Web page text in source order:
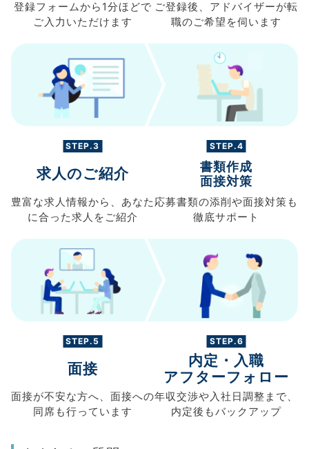
登録フォームから 1分ほどで
ご入力 いただけます
ご登録後、 アドバイザーが転
職のご希望を伺います
STEP.3
求人のご紹介
豊富な求人情報から、 あなた
に合った求人を ご紹介
STEP.4
書類作成
面接対策
応募書類の添削や面接対策も
徹底サポート
STEP.5
面接
面接が不安な方へ、 面接への
同席も行っています
STEP.6
内定・入職
アフターフォロー
年収交渉や入社日調整まで、
内定後もバックアップ